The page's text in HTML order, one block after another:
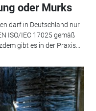
oder Murks
darf in Deutschland nur
ISO/IEC 17025 gemäß
gibt es in der Praxis...